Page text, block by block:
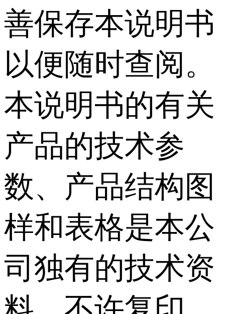
善保存本说明书
以便随时查阅。
本说明书的有关
产品的技术参
数、产品结构图
样和表格是本公
司独有的技术资